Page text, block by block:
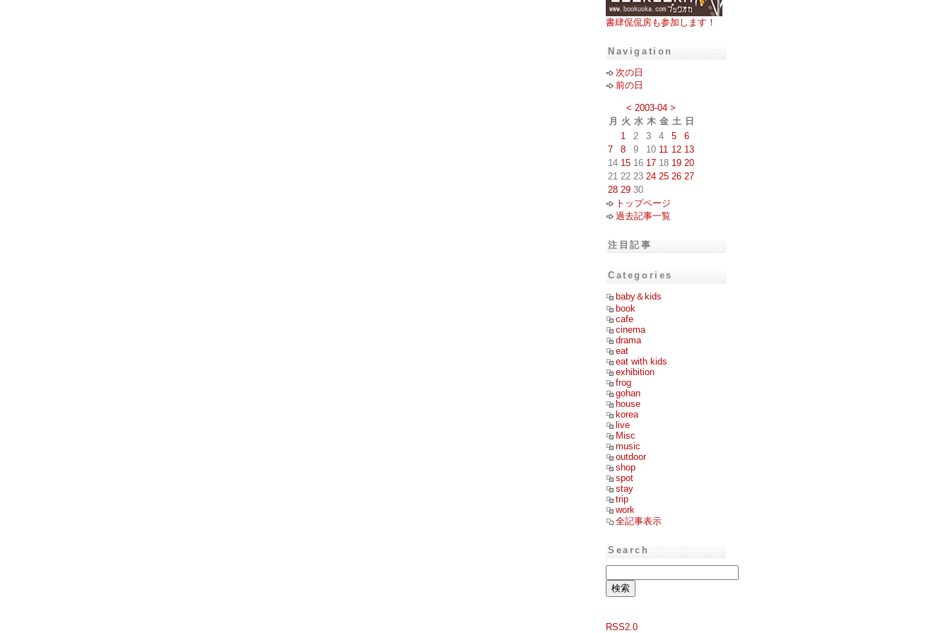
書肆侃侃房も参加します！
Navigation
次の日
前の日
< 2003-04 >
月
火 水 木 金 土 日
1
2 3 4 5
6
7
8 9 10 11 12 13
14 15 16 17 18 19 20
21 22 23 24 25 26 27
28 29 30
トップページ
過去記事一覧
注目記事
Categories
baby＆kids
book
cafe
cinema
drama
eat
eat with kids
exhibition
frog
gohan
house
korea
live
Misc
music
outdoor
shop
spot
stay
trip
work
全記事表示
Search
RSS2.0